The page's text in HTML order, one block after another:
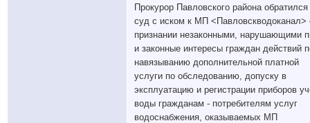
Прокурор Павловского района обратился
суд с иском к МП <Павловскводоканал>
признании незаконными, нарушающими
и законные интересы граждан действий
навязыванию дополнительной платной
услуги по обследованию, допуску в
эксплуатацию и регистрации приборов
воды гражданам - потребителям услуг
водоснабжения, оказываемых МП